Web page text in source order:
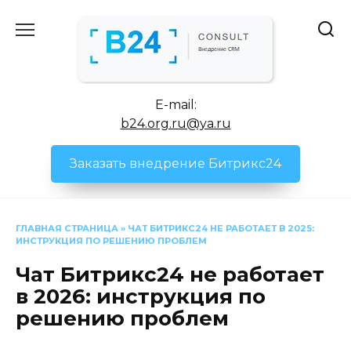
E-mail:
b24.org.ru@ya.ru
Заказать внедрение Битрикс24
ГЛАВНАЯ СТРАНИЦА » ЧАТ БИТРИКС24 НЕ РАБОТАЕТ В 2025:
ИНСТРУКЦИЯ ПО РЕШЕНИЮ ПРОБЛЕМ
Чат Битрикс24 не работает
в 2026: инструкция по
решению проблем